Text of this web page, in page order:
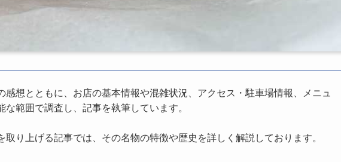
感想とともに、お店の基本情報や混雑状況、アクセス・駐車場情報、メニュ
範囲で調査し、記事を執筆しています。
り上げる記事では、その名物の特徴や歴史を詳しく解説しております。